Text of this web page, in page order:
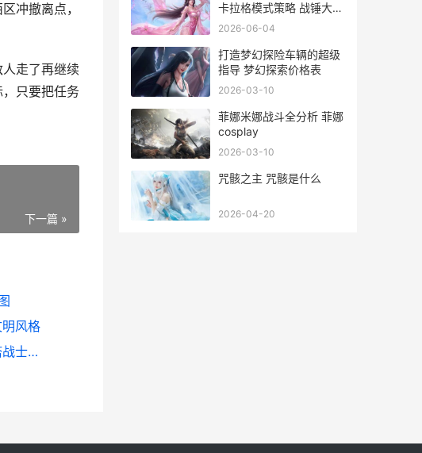
冲撤离点，
走了再继续
只要把任务
下一篇 »
风格
杀戮尖塔战士中期过渡超全策略 杀戮尖塔战士最强流派2021
卡拉格模式策略 战锤大事
件年表
2026-06-04
打造梦幻探险车辆的超级
指导 梦幻探索价格表
2026-03-10
菲娜米娜战斗全分析 菲娜
cosplay
2026-03-10
咒骸之主 咒骸是什么
2026-04-20